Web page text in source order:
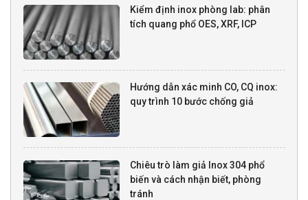
Kiểm định inox phòng lab: phân
tích quang phổ OES, XRF, ICP
Hướng dẫn xác minh CO, CQ inox:
quy trình 10 bước chống giả
Chiêu trò làm giả Inox 304 phổ
biến và cách nhận biết, phòng
tránh